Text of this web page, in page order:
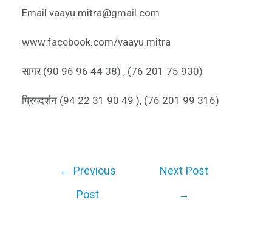
Email vaayu.mitra@gmail.com
www.facebook.com/vaayu.mitra
सागर (90 96 96 44 38) , (76 201 75 930)
प्रियदर्शन (94 22 31 90 49 ), (76 201 99 316)
← Previous
Post
Next Post
→